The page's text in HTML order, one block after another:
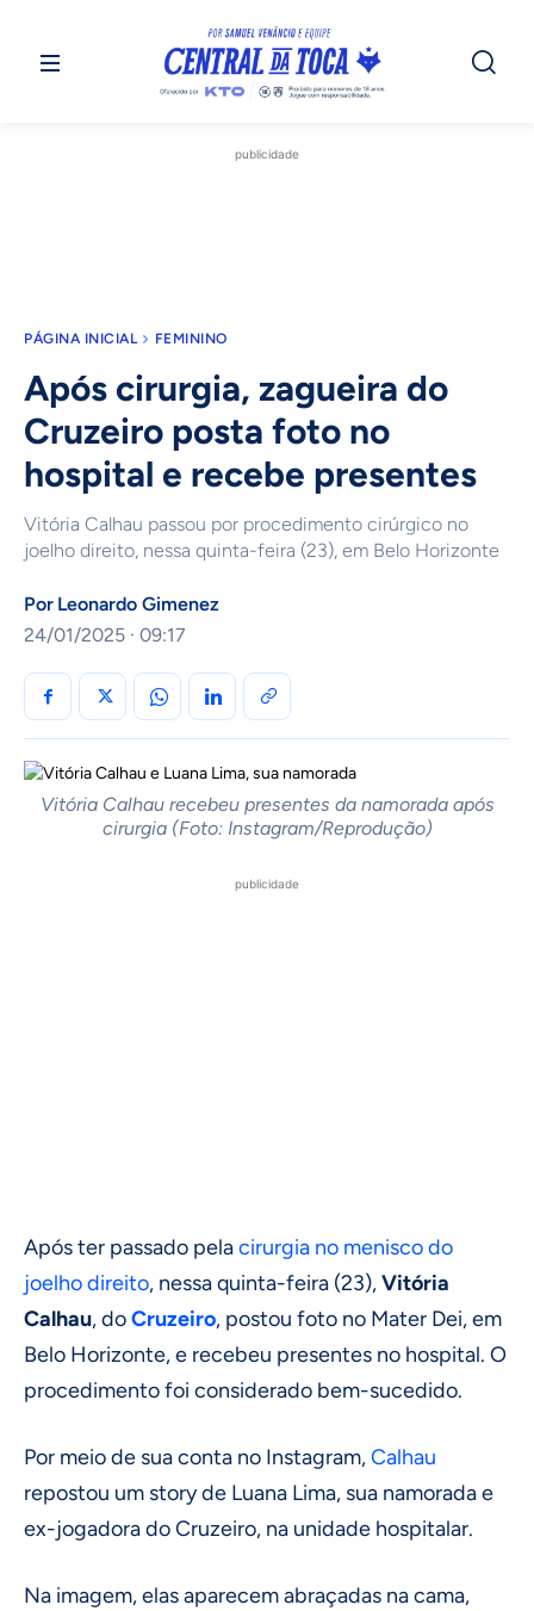
publicidade
PÁGINA INICIAL FEMININO
Após cirurgia, zagueira do
Cruzeiro posta foto no
hospital e recebe presentes
Vitória Calhau passou por procedimento cirúrgico no
joelho direito, nessa quinta-feira (23), em Belo Horizonte
Por Leonardo Gimenez
24/01/2025 · 09:17
Vitória Calhau recebeu presentes da namorada após
cirurgia (Foto: Instagram/Reprodução)
publicidade
Após ter passado pelacirurgia no menisco do
joelho direito, nessa quinta-feira (23),Vitória
Calhau, doCruzeiro, postou foto no Mater Dei, em
Belo Horizonte, e recebeu presentes no hospital. O
procedimento foi considerado bem-sucedido.
Por meio de sua conta no Instagram,Calhau
repostou um story de Luana Lima, sua namorada e
ex-jogadora do Cruzeiro, na unidade hospitalar.
Na imagem, elas aparecem abraçadas na cama,